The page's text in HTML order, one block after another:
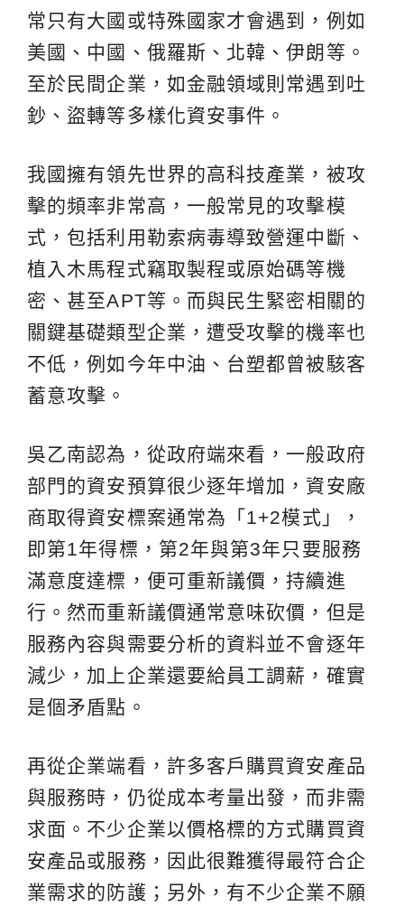
常只有大國或特殊國家才會遇到，例如
美國、中國、俄羅斯、北韓、伊朗等。
至於民間企業，如金融領域則常遇到吐
鈔、盜轉等多樣化資安事件。
我國擁有領先世界的高科技產業，被攻
擊的頻率非常高，一般常見的攻擊模
式，包括利用勒索病毒導致營運中斷、
植入木馬程式竊取製程或原始碼等機
密、甚至APT等。而與民生緊密相關的
關鍵基礎類型企業，遭受攻擊的機率也
不低，例如今年中油、台塑都曾被駭客
蓄意攻擊。
吳乙南認為，從政府端來看，一般政府
部門的資安預算很少逐年增加，資安廠
商取得資安標案通常為「1+2模式」，
即第1年得標，第2年與第3年只要服務
滿意度達標，便可重新議價，持續進
行。然而重新議價通常意味砍價，但是
服務內容與需要分析的資料並不會逐年
減少，加上企業還要給員工調薪，確實
是個矛盾點。
再從企業端看，許多客戶購買資安產品
與服務時，仍從成本考量出發，而非需
求面。不少企業以價格標的方式購買資
安產品或服務，因此很難獲得最符合企
業需求的防護；另外，有不少企業不願